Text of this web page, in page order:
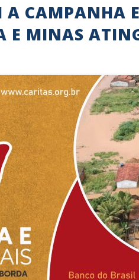
A CAMPANHA
MINAS